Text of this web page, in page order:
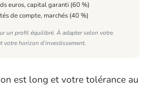
euros, capital garanti (60 %)
de compte, marchés (40 %)
un profil équilibré. À adapter selon votre
votre horizon d’investissement.
est long et votre tolérance au